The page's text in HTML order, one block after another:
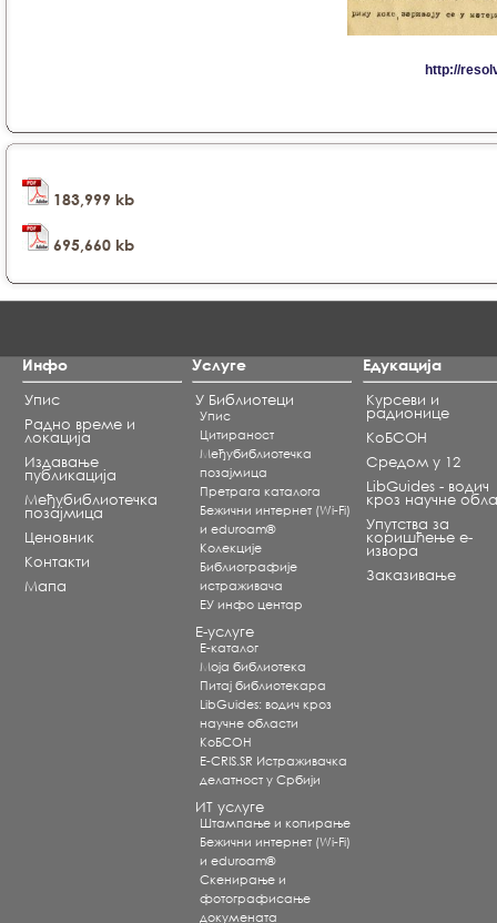
183,999 kb
695,660 kb
Инфо
Упис
Радно време и
локација
Издавање
публикација
Међубиблиотечка
позајмица
Ценовник
Контакти
Мапа
Услуге
У Библиотеци
Упис
Цитираност
Међубиблиотечка
позајмица
Претрага каталога
Бежични интернет (Wi-Fi)
и eduroam®
Koлекције
Библиографије
истраживача
ЕУ инфо центар
Е-услуге
Е-каталог
Моја библиотека
Питај библиотекара
LibGuides: водич кроз
научне области
КоБСОН
E-CRIS.SR Истраживачка
делатност у Србији
ИТ услуге
Штампање и копирање
Бежични интернет (Wi-Fi)
и eduroam®
Скенирање и
фотографисање
докумената
Едукација
Курсеви и
радионице
КоБСОН
Средом у 12
LibGuides - водич
кроз научне
Упутства за
коришћење е-
извора
Заказивање